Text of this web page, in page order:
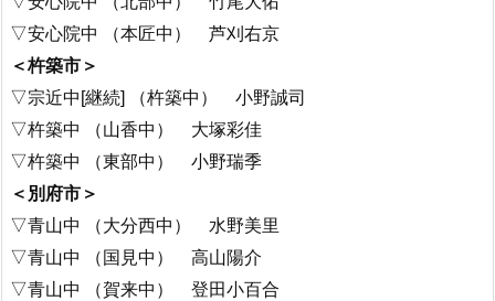
▽安心院中 （本匠中） 芦刈右京
＜杵築市＞
▽宗近中[継続] （杵築中） 小野誠司
▽杵築中 （山香中） 大塚彩佳
▽杵築中 （東部中） 小野瑞季
＜別府市＞
▽青山中 （大分西中） 水野美里
▽青山中 （国見中） 高山陽介
▽青山中 （賀来中） 登田小百合